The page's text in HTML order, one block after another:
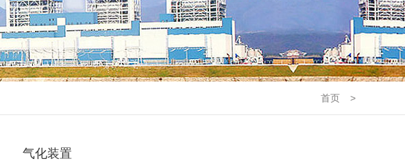
首页 >
气化装置